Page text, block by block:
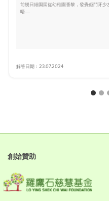
前幾日細囡囡從幼稚園番黎，發覺佢門牙
唔.....
解答日期：23.07.2024
創始贊助